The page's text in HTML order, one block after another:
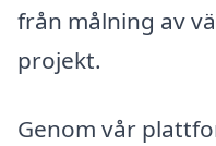
från målning av
projekt.
Genom vår